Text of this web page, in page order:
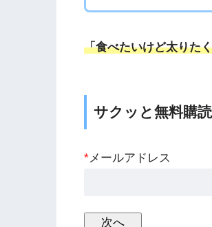
「食べたいけど太りた
サクッと無料購
*メールアドレス